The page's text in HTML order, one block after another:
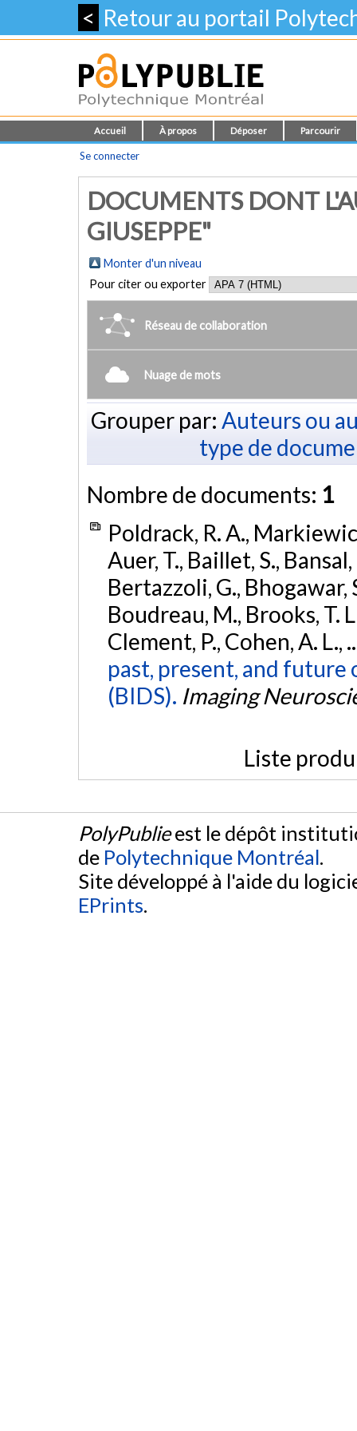
< Retour au portail
Accueil À propos Déposer Parcourir
Se connecter
DOCUMENTS DONT
GIUSEPPE"
Monter d'un niveau
Pour citer ou exporter
Réseau de collaboration
Nuage de mots
Grouper par: Auteurs ou
type de
Nombre de documents: 1
Poldrack, R. A.,
Auer, T., Baillet, S.,
Bertazzoli, G., Bhogawar,
Boudreau, M., Brooks, T.
Clement, P., Cohen, A.
past, present, and
(BIDS). Imaging
Liste
PolyPublieest le dépôt
de Polytechnique Montréal.
Site développé à l'aide du
EPrints.